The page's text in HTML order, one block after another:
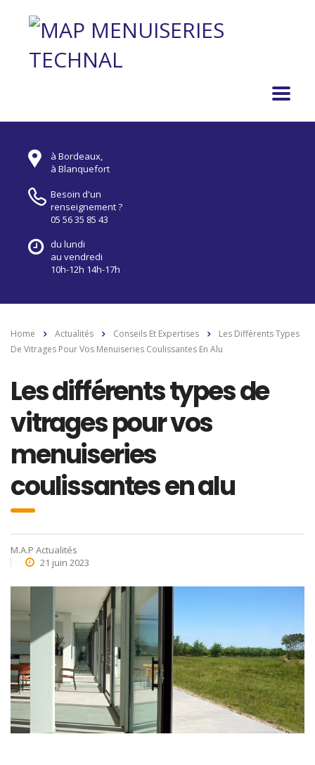
à Bordeaux,
à Blanquefort
Besoin d'un
renseignement ?
05 56 35 85 43
du lundi
au vendredi
10h-12h 14h-17h
Home Actualités Conseils Et Expertises
Les Différents Types
De Vitrages Pour Vos Menuiseries Coulissantes En Alu
Les différents types de
vitrages pour vos
menuiseries
coulissantes en alu
M.A.P Actualités
21 juin 2023